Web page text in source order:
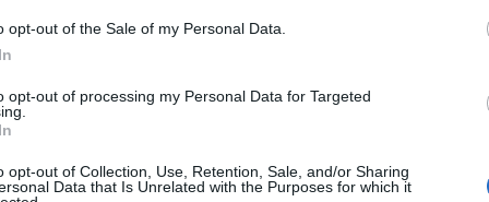
opt-out of the Sale of my Personal Data.
opt-out of processing my Personal Data for Targeted
opt-out of Collection, Use, Retention, Sale, and/or Sharing
Data that Is Unrelated with the Purposes for which it
megvalósul, akár a 2010-es
siessünk ennyire előre!
– 123,6M | 13.450 – 85.174
| 12.082 – 44.131